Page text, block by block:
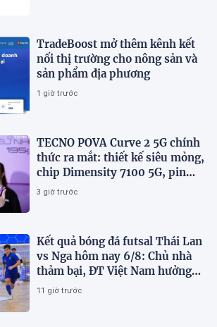
TradeBoost mở thêm kênh kết
nối thị trường cho nông sản và
sản phẩm địa phương
1 giờ trước
TECNO POVA Curve 2 5G chính
thức ra mắt: thiết kế siêu mỏng,
chip Dimensity 7100 5G, pin
8000mAh
3 giờ trước
Kết quả bóng đá futsal Thái Lan
vs Nga hôm nay 6/8: Chủ nhà
thảm bại, ĐT Việt Nam hưởng
lợi lớn
11 giờ trước